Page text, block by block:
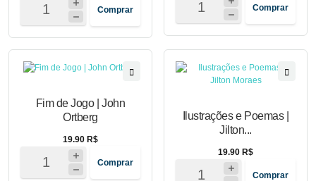
Comprar Comprar
Fim de Jogo | John
Ortberg
19.90 R$
Comprar
Ilustrações e Poemas |
Jilton...
19.90 R$
Comprar